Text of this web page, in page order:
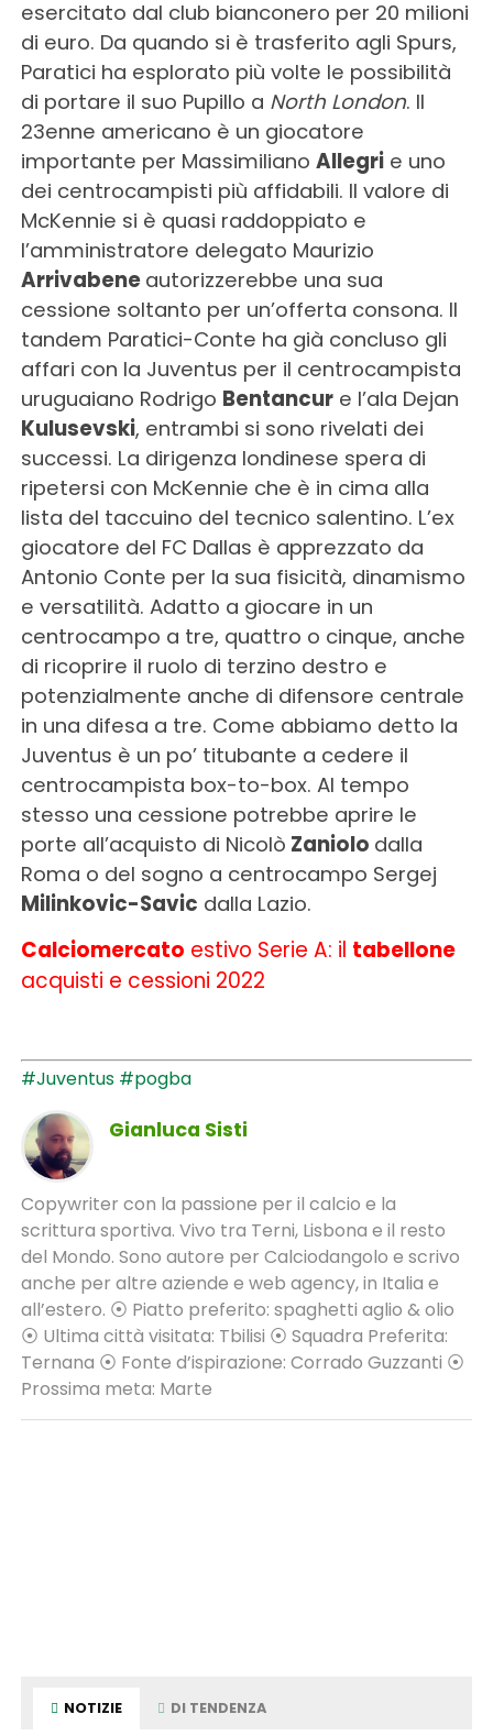
esercitato dal club bianconero per 20 milioni
di euro. Da quando si è trasferito agli Spurs,
Paratici ha esplorato più volte le possibilità
di portare il suo Pupillo a North London. Il
23enne americano è un giocatore
importante per Massimiliano Allegrie uno
dei centrocampisti più affidabili. Il valore di
McKennie si è quasi raddoppiato e
l’amministratore delegato Maurizio
Arrivabene autorizzerebbe una sua
cessione soltanto per un’offerta consona. Il
tandem Paratici-Conte ha già concluso gli
affari con la Juventus per il centrocampista
uruguaiano Rodrigo Bentancure l’ala Dejan
Kulusevski, entrambi si sono rivelati dei
successi. La dirigenza londinese spera di
ripetersi con McKennie che è in cima alla
lista del taccuino del tecnico salentino. L’ex
giocatore del FC Dallas è apprezzato da
Antonio Conte per la sua fisicità, dinamismo
e versatilità. Adatto a giocare in un
centrocampo a tre, quattro o cinque, anche
di ricoprire il ruolo di terzino destro e
potenzialmente anche di difensore centrale
in una difesa a tre. Come abbiamo detto la
Juventus è un po’ titubante a cedere il
centrocampista box-to-box. Al tempo
stesso una cessione potrebbe aprire le
porte all’acquisto di Nicolò Zaniolo dalla
Roma o del sogno a centrocampo Sergej
Milinkovic-Savic dalla Lazio.
Calciomercato estivo Serie A: il tabellone
acquisti e cessioni 2022
#Juventus #pogba
Gianluca Sisti
Copywriter con la passione per il calcio e la
scrittura sportiva. Vivo tra Terni, Lisbona e il resto
del Mondo. Sono autore per Calciodangolo e scrivo
anche per altre aziende e web agency, in Italia e
all’estero. ⦿ Piatto preferito: spaghetti aglio & olio
⦿ Ultima città visitata: Tbilisi ⦿ Squadra Preferita:
Ternana ⦿ Fonte d’ispirazione: Corrado Guzzanti ⦿
Prossima meta: Marte
NOTIZIE DI TENDENZA